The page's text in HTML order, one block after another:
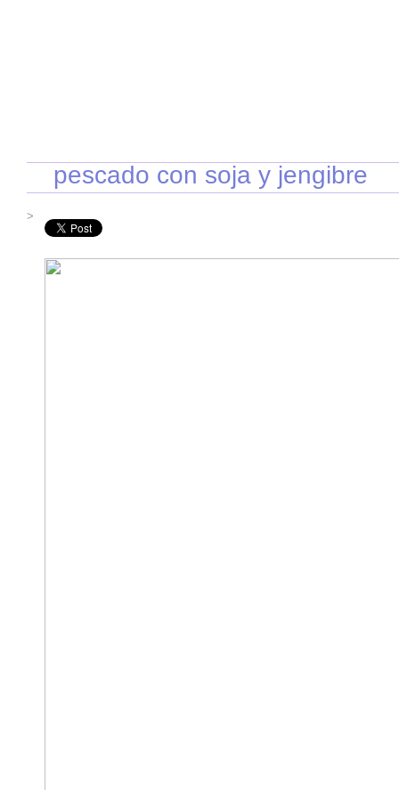
pescado con soja y jengibre
>